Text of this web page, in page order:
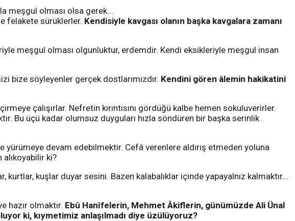
meşgul olması olsa gerek...
felakete sürüklerler. Kendisiyle kavgası olanın başka kavgalara zamanı
meşgul olması olgunluktur, erdemdir. Kendi eksikleriyle meşgul insan
bize söyleyenler gerçek dostlarımızdır. Kendini gören âlemin hakikatini
çalışırlar. Nefretin kırıntısını gördüğü kalbe hemen sokuluverirler.
Bu üçü kadar olumsuz duyguları hızla söndüren bir başka serinlik
devam edebilmektir. Cefâ verenlere aldırış etmeden yoluna
ki?
kuşlar duyar sesini. Bazen kalabalıklar içinde yapayalnız kalmaktır...
hazır olmaktır. Ebû Hanîfelerin, Mehmet Âkiflerin, günümüzde Ali Ünal
ki, kıymetimiz anlaşılmadı diye üzülüyoruz?